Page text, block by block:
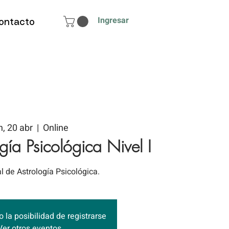
Ingresar
20 abr
  |
Online
Psicológica Nivel I
de Astrología Psicológica.
la posibilidad de registrarse